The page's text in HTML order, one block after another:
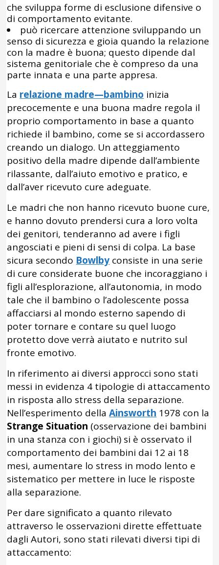
che sviluppa forme di esclusione difensive o
di comportamento evitante.
può ricercare attenzione sviluppando un
senso di sicurezza e gioia quando la relazione
con la madre è buona; questo dipende dal
sistema genitoriale che è compreso da una
parte innata e una parte appresa.
La relazione madre—bambino inizia
precocemente e una buona madre regola il
proprio comportamento in base a quanto
richiede il bambino, come se si accordassero
creando un dialogo. Un atteggiamento
positivo della madre dipende dall’ambiente
rilassante, dall’aiuto emotivo e pratico, e
dall’aver ricevuto cure adeguate.
Le madri che non hanno ricevuto buone cure,
e hanno dovuto prendersi cura a loro volta
dei genitori, tenderanno ad avere i figli
angosciati e pieni di sensi di colpa. La base
sicura secondo Bowlby consiste in una serie
di cure considerate buone che incoraggiano i
figli all’esplorazione, all’autonomia, in modo
tale che il bambino o l’adolescente possa
affacciarsi al mondo esterno sapendo di
poter tornare e contare su quel luogo
protetto dove verrà aiutato e nutrito sul
fronte emotivo.
In riferimento ai diversi approcci sono stati
messi in evidenza 4 tipologie di attaccamento
in risposta allo stress della separazione.
Nell’esperimento dellaAinsworth 1978 con la
Strange Situation (osservazione dei bambini
in una stanza con i giochi) si è osservato il
comportamento dei bambini dai 12 ai 18
mesi, aumentare lo stress in modo lento e
sistematico per mettere in luce le risposte
alla separazione.
Per dare significato a quanto rilevato
attraverso le osservazioni dirette effettuate
dagli Autori, sono stati rilevati diversi tipi di
attaccamento: